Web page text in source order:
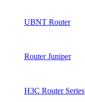
UBNT Router
Router Juniper
H3C Router Series